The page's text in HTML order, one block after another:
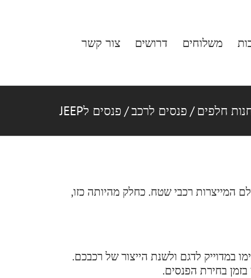
משלוחים דרושים צור קשר
חלפים / פנסים לרכב/ פנסים לJEEP
המייצרות רכבי שטח. כחלק מהיותה כזו,
במדוייק לדגם ולשנת הייצור של רכבכם.
בחירת הפנסים.